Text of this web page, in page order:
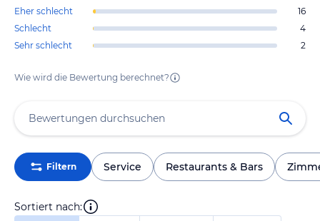
Eher schlecht
16
Schlecht
4
Sehr schlecht
2
Wie wird die Bewertung berechnet?
Filtern Service Restaurants & Bars
Sortiert nach: